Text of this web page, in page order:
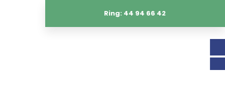
Ring: 44 94 66 42